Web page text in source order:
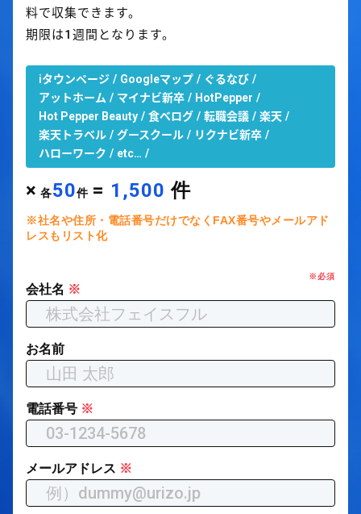
料で収集できます。
期限は1週間となります。
iタウンページ Googleマップ
ぐるなび
アットホーム
マイナビ新卒
HotPepper
Hot Pepper Beauty
食べログ 転職会議
楽天
楽天トラベル
グースクール
リクナビ新卒
ハローワーク
etc…
× 各50件 = 1,500 件
※社名や住所・電話番号だけでなくFAX番号やメールアド
レスもリスト化
※必須
会社名 ※
お名前
電話番号 ※
メールアドレス ※